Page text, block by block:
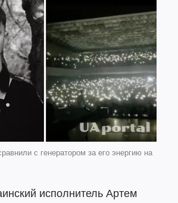
с генератором за его энергию на
исполнитель Артем